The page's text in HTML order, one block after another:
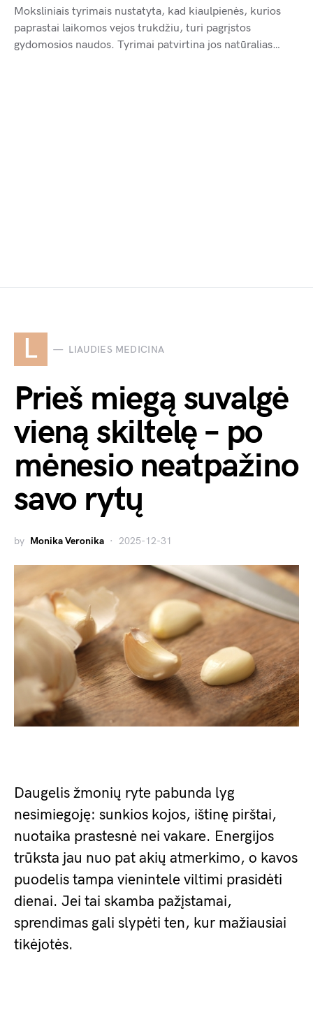
Moksliniais tyrimais nustatyta, kad kiaulpienės, kurios
paprastai laikomos vejos trukdžiu, turi pagrįstos
gydomosios naudos. Tyrimai patvirtina jos natūralias…
L LIAUDIES MEDICINA
Prieš miegą suvalgė
vieną skiltelę – po
mėnesio neatpažino
savo rytų
by Monika Veronika 2025-12-31
Daugelis žmonių ryte pabunda lyg
nesimiegoję: sunkios kojos, ištinę pirštai,
nuotaika prastesnė nei vakare. Energijos
trūksta jau nuo pat akių atmerkimo, o kavos
puodelis tampa vienintele viltimi prasidėti
dienai. Jei tai skamba pažįstamai,
sprendimas gali slypėti ten, kur mažiausiai
tikėjotės.